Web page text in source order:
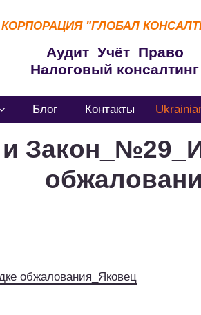
КОРПОРАЦИЯ "ГЛОБАЛ
Аудит Учёт Право
Налоговый консалтинг
Блог Контакты
обжалования_Яковец